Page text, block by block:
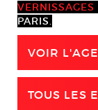
VERNISSAGES
PARIS.
VOIR
TOUS LES